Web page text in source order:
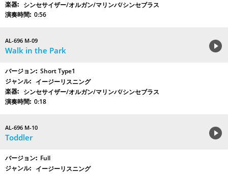
シンセサイザー/オルガン/マリンバ/シンセブラス
0:56
AL-696 M-09
Walk in the Park
Short Type1
イージーリスニング
シンセサイザー/オルガン/マリンバ/シンセブラス
0:18
AL-696 M-10
Toddler
Full
イージーリスニング